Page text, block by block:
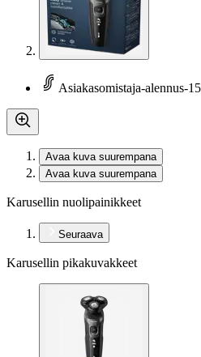
Asiakasomistaja-alennus-
Avaa kuva suurempana
Avaa kuva suurempana
Karusellin nuolipainikkeet
Seuraava
Karusellin pikakuvakkeet